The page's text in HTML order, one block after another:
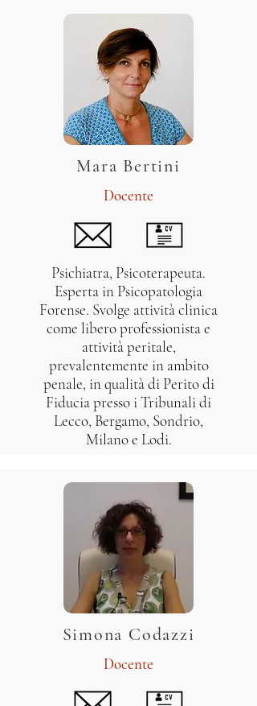
Mara Bertini
Docente
Psichiatra, Psicoterapeuta.
Esperta in Psicopatologia
Forense. Svolge attività clinica
come libero professionista e
attività peritale,
prevalentemente in ambito
penale, in qualità di Perito di
Fiducia presso i Tribunali di
Lecco, Bergamo, Sondrio,
Milano e Lodi.
Simona Codazzi
Docente